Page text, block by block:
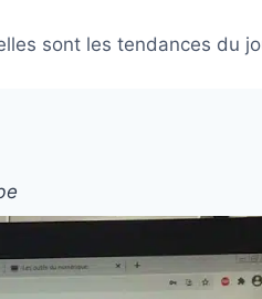
sont les tendances du